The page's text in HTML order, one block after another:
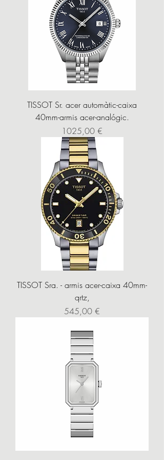
TISSOT Sr. acer automàtic-caixa
40mm-armis acer-analógic.
Precio
1025,00 €
TISSOT Sra. - armis acer-caixa 40mm-
qrtz,
Precio
545,00 €